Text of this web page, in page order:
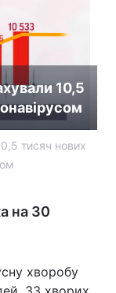
10,5
тисяч нових
на 30
хворобу